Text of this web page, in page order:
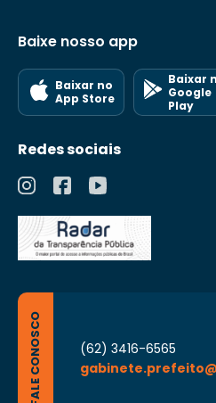
Baixe nosso app
Baixar no
App Store
Baixar
Google
Play
Redes sociais
FALE CONOSCO
(62) 3416-6565